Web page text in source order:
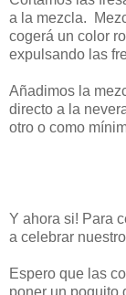
a la mezcla.
cogerá un color
expulsando las
Añadimos la
directo a la
otro o como
Y ahora si! Para
a celebrar
Espero que las
poner un poquito